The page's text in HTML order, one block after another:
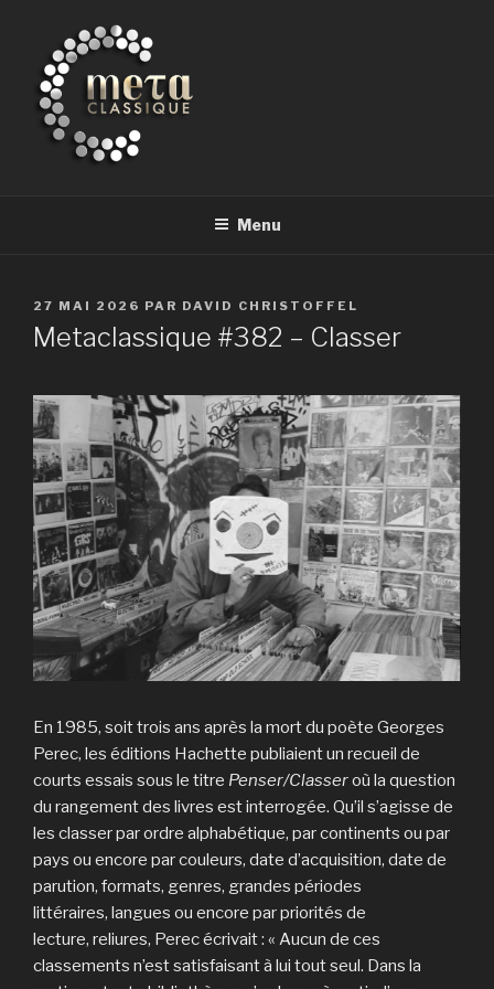
contenu
principal
Menu
PUBLIÉ
LE
27 MAI 2026 PAR DAVID CHRISTOFFEL
Metaclassique #382 – Classer
En 1985, soit trois ans après la mort du poète Georges
Perec, les éditions Hachette publiaient un recueil de
courts essais sous le titre Penser/Classeroù la question
du rangement des livres est interrogée. Qu’il s’agisse de
les classer par ordre alphabétique, par continents ou par
pays ou encore par couleurs, date d’acquisition, date de
parution, formats, genres, grandes périodes
littéraires, langues ou encore par priorités de
lecture, reliures, Perec écrivait : « Aucun de ces
classements n’est satisfaisant à lui tout seul. Dans la